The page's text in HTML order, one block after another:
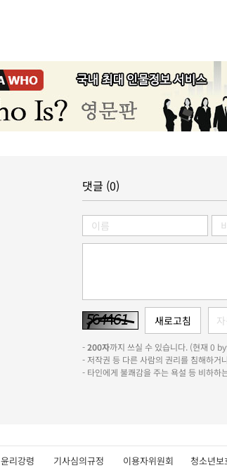
댓글 (0)
-200자까지 쓰실 수 있습니다. (현재 0
- 저작권 등 다른 사람의 권리를 침해하거
- 타인에게 불쾌감을 주는 욕설 등 비하하
윤리강령 기사심의규정 이용자위원회 청소년